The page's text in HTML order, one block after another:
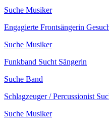
Suche Musiker
Engagierte Frontsängerin
Suche Musiker
Funkband Sucht Sängerin
Suche Band
Schlagzeuger / Percussionist
Suche Musiker